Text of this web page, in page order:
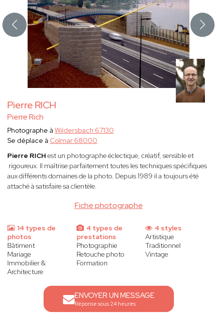
Pierre RICH
Pierre Rich
Fiche photographe
Photographe à Wildersbach 67130
Se déplace à Colmar 68000
Pierre RICH est un photographe éclectique, créatif, sensible et
rigoureux. Il maîtrise parfaitement toutes les techniques spécifiques
aux différents domaines de la photo. Depuis 1989 il a toujours été
attaché à satisfaire sa clientèle.
14 types de
photos
Bâtiment
Mariage
Immobilier &
Architecture
4 types de
prestations
Photographie
Retouche photo
Formation
4 styles
Artistique
Traditionnel
Vintage
ENVOYER UN MESSAGE
Réponse sous 24 heures